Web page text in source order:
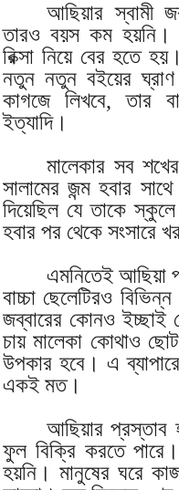
আছিয়ার স্বামী
তারও বয়স কম হয়নি।
রিক্সা নিয়ে বের হতে
নতুন নতুন বইয়ের ঘ্রাণ
কাগজে লিখবে, তার
ইত্যাদি।
মালেকার সব
সালামের জন্ম হবার
দিয়েছিল যে তাকে
হবার পর থেকে সংসারে
এমনিতেই আছিয়া
বাচ্চা ছেলেটিরও
জব্বারের কোনও ইচ্ছাই
চায় মালেকা কোথাও
উপকার হবে। এ
একই মত।
আছিয়ার প্রস্তাব
ফুল বিক্রি করতে
হয়নি। মানুষের ঘরে